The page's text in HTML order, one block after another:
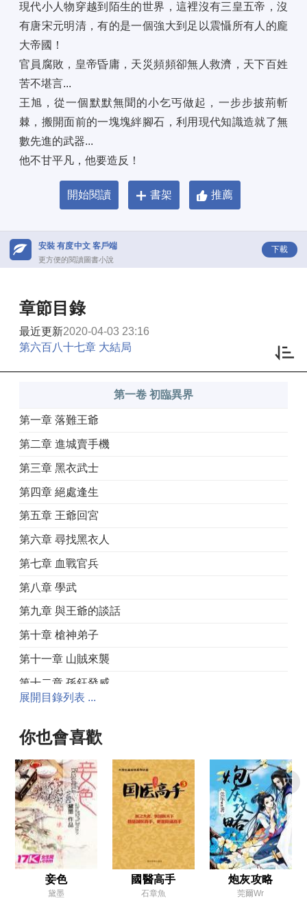
現代小人物穿越到陌生的世界，這裡沒有三皇五帝，沒
有唐宋元明清，有的是一個強大到足以震懾所有人的龐
大帝國！
官員腐敗，皇帝昏庸，天災頻頻卻無人救濟，天下百姓
苦不堪言...
王旭，從一個默默無聞的小乞丐做起，一步步披荊斬
棘，搬開面前的一塊塊絆腳石，利用現代知識造就了無
數先進的武器...
他不甘平凡，他要造反！
開始閱讀 書架 推薦
安裝 有度中文 客戶端
更方便的閱讀圖書小說
下載
章節目錄
最近更新2020-04-03 23:16
第六百八十七章 大結局
第一卷 初臨異界
第一章 落難王爺
第二章 進城賣手機
第三章 黑衣武士
第四章 絕處逢生
第五章 王爺回宮
第六章 尋找黑衣人
第七章 血戰官兵
第八章 學武
第九章 與王爺的談話
第十章 槍神弟子
第十一章 山賊來襲
第十二章 孫鈺發威
第十三章 收服孫鈺
第十四章 吳澄之謀
第十六章 牛到天上去了
第十七章 孫鈺VS巨石
第十八章 家族私兵敗退
第十九章 勝利了
第二十章 孫鈺VS光頭黑漢
第二十一章 光頭黑漢叫張猛
展開目錄列表 ...
你也會喜歡
妾色
黛墨
國醫高手
石章魚
炮灰攻略
莞爾wr